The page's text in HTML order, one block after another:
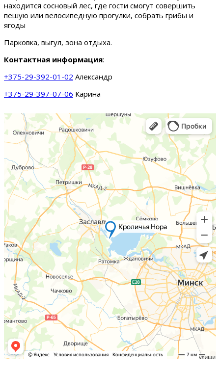
находится сосновый лес, где гости смогут совершить
пешую или велосипедную прогулки, собрать грибы и
ягоды
Парковка, выгул, зона отдыха.
Контактная информация:
+375-29-392-01-02 Александр
+375-29-397-07-06 Карина